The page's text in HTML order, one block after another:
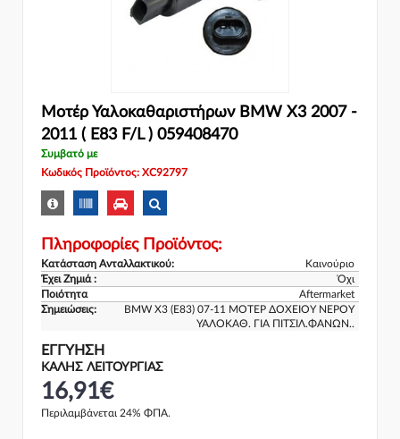
Μοτέρ Υαλοκαθαριστήρων BMW X3 2007 -
2011 ( Ε83 F/L ) 059408470
Συμβατό με
Κωδικός Προϊόντος: XC92797
Πληροφορίες Προϊόντος:
Κατάσταση Ανταλλακτικού:
Καινούριο
Έχει Ζημιά :
Όχι
Ποιότητα
Aftermarket
Σημειώσεις:
BMW X3 (E83) 07-11 ΜΟΤΕΡ ΔΟΧΕΙΟΥ ΝΕΡΟΥ
ΥΑΛΟΚΑΘ. ΓΙΑ ΠΙΤΣΙΛ.ΦΑΝΩΝ..
ΕΓΓΎΗΣΗ
ΚΑΛΗΣ ΛΕΙΤΟΥΡΓΙΑΣ
16,91€
Περιλαμβάνεται 24% ΦΠΑ.